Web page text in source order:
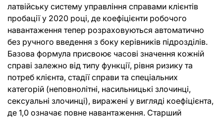
латвійську систему управління справами клієнтів
пробації у 2020 році, де коефіцієнти робочого
навантаження тепер розраховуються автоматично
без ручного введення з боку керівників підрозділів.
Базова формула присвоює часові значення кожній
справі залежно від типу функції, рівня ризику та
потреб клієнта, стадії справи та спеціальних
категорій (неповнолітні, насильницькі злочинці,
сексуальні злочинці), виражені у вигляді коефіцієнта,
де 1,0 означає повне навантаження. Старший